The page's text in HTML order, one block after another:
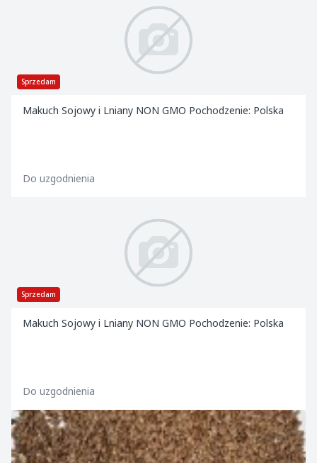
Sprzedam
Makuch Sojowy i Lniany NON GMO Pochodzenie: Polska
Do uzgodnienia
Sprzedam
Makuch Sojowy i Lniany NON GMO Pochodzenie: Polska
Do uzgodnienia